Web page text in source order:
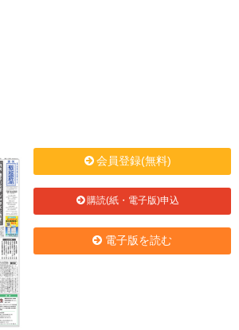
会員登録(無料)
購読(紙・電子版)申込
電子版を読む